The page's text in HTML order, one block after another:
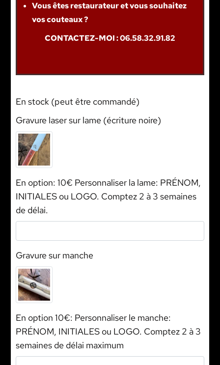
Vous êtes restaurateur et vous souhaitez
vos couteaux ?
CONTACTEZ-MOI : 06.58.32.91.82
En stock (peut être commandé)
Gravure laser sur lame (écriture noire)
En option: 10€ Personnaliser la lame: PRÉNOM,
INITIALES ou LOGO. Comptez 2 à 3 semaines
de délai.
Gravure sur manche
En option 10€: Personnaliser le manche:
PRÉNOM, INITIALES ou LOGO. Comptez 2 à 3
semaines de délai maximum